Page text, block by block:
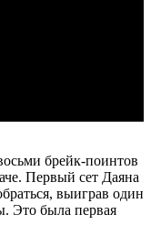
брейк-поинтов
Первый сет Даяна
выиграв один
Это была первая